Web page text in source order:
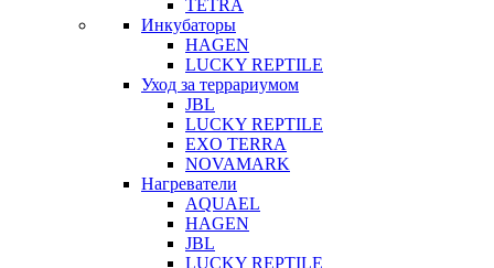
TETRA
Инкубаторы
HAGEN
LUCKY REPTILE
Уход за террариумом
JBL
LUCKY REPTILE
EXO TERRA
NOVAMARK
Нагреватели
AQUAEL
HAGEN
JBL
LUCKY REPTILE